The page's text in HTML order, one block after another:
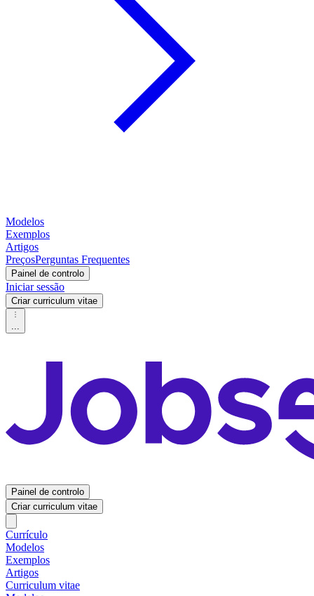
Modelos
Exemplos
Artigos
PreçosPerguntas Frequentes
Painel de controlo
Iniciar sessão
Criar curriculum vitae
...
Painel de controlo
Criar curriculum vitae
Currículo
Modelos
Exemplos
Artigos
Curriculum vitae